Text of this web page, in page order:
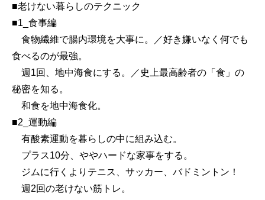
■老けない暮らしのテクニック
■1_食事編
食物繊維で腸内環境を大事に。／好き嫌いなく何でも
食べるのが最強。
週1回、地中海食にする。／史上最高齢者の「食」の
秘密を知る。
和食を地中海食化。
■2_運動編
有酸素運動を暮らしの中に組み込む。
プラス10分、ややハードな家事をする。
ジムに行くよりテニス、サッカー、バドミントン！
週2回の老けない筋トレ。